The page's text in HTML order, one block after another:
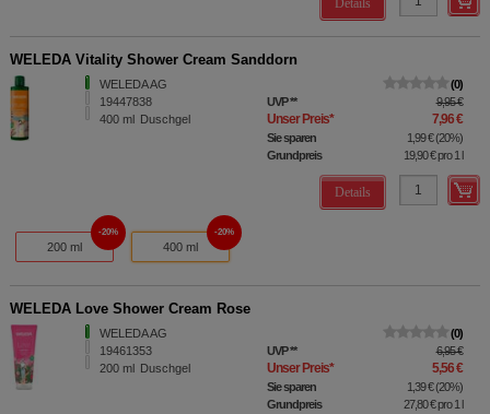
Details
WELEDA Vitality Shower Cream Sanddorn
WELEDA AG
19447838
400 ml Duschgel
0
UVP** 9,95 €
Unser Preis* 7,96 €
Sie sparen 1,99 €(20%)
Grundpreis
19,90 €pro 1 l
Details
200 ml
20%
400 ml
20%
WELEDA Love Shower Cream Rose
WELEDA AG
19461353
200 ml Duschgel
0
UVP** 6,95 €
Unser Preis* 5,56 €
Sie sparen 1,39 €(20%)
Grundpreis
27,80 €pro 1 l